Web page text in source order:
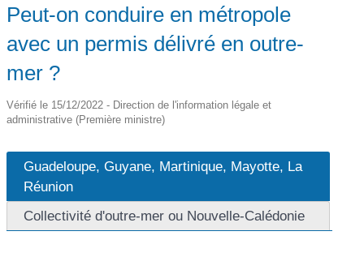
Peut-on conduire en métropole
avec un permis délivré en outre-
mer ?
Vérifié le 15/12/2022 - Direction de l'information légale et
administrative (Première ministre)
Guadeloupe, Guyane, Martinique, Mayotte, La
Réunion
Collectivité d'outre-mer ou Nouvelle-Calédonie